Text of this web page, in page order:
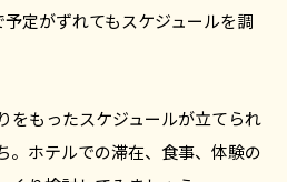
定がずれてもスケジュールを調
をもったスケジュールが立てられ
。ホテルでの滞在、食事、体験の